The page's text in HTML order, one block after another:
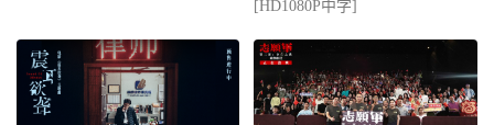
[HD1080P中字]